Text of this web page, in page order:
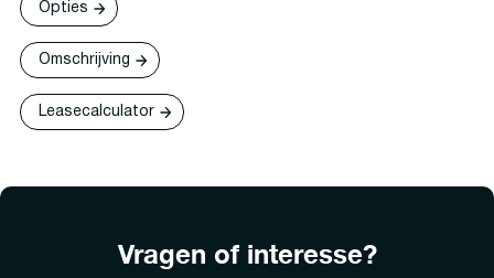
Opties
Omschrijving
Leasecalculator
Vragen of interesse?